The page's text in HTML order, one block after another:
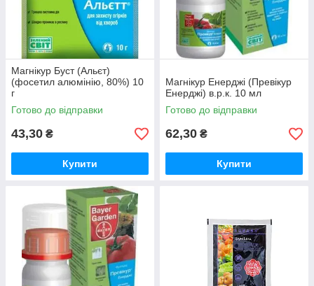
Магнікур Буст (Альєт)
(фосетил алюмінію, 80%) 10
г
Готово до відправки
43,30 ₴
Купити
Магнікур Енерджі (Превікур
Енерджі) в.р.к. 10 мл
Готово до відправки
62,30 ₴
Купити